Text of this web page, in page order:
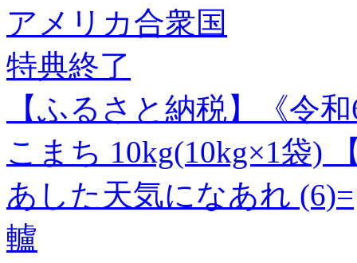
アメリカ合衆国
特典終了
【ふるさと納税】《令
こまち 10kg(10kg×1袋)
あした天気になあれ (6)=
轤